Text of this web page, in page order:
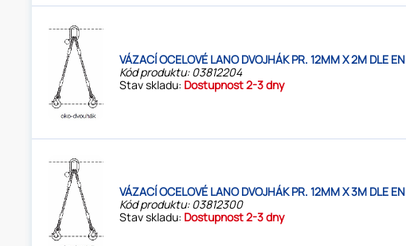
VÁZACÍ OCELOVÉ LANO DVOJHÁK PR. 12MM X 2M DLE EN
Kód produktu: 03812204
Stav skladu: Dostupnost 2-3 dny
VÁZACÍ OCELOVÉ LANO DVOJHÁK PR. 12MM X 3M DLE EN
Kód produktu: 03812300
Stav skladu: Dostupnost 2-3 dny